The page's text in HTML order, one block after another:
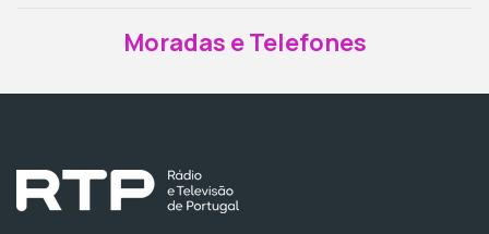
Moradas e Telefones